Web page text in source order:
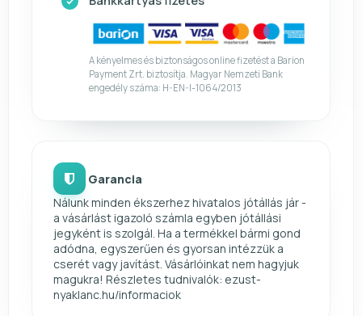
A kényelmes és biztonságos online fizetést a Barion
Payment Zrt. biztosítja. Magyar Nemzeti Bank
engedély száma: H-EN-I-1064/2013
Garancia
Nálunk minden ékszerhez hivatalos jótállás jár -
a vásárlást igazoló számla egyben jótállási
jegyként is szolgál. Ha a termékkel bármi gond
adódna, egyszerűen és gyorsan intézzük a
cserét vagy javítást. Vásárlóinkat nem hagyjuk
magukra! Részletes tudnivalók: ezust-
nyaklanc.hu/informaciok